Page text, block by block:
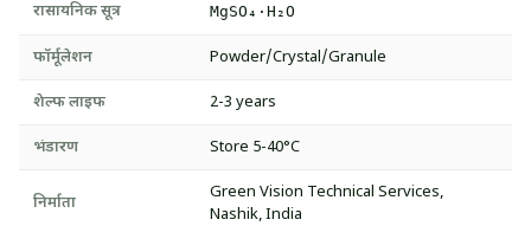
रासायनिक सूत्र MgSO₄·H₂O
फॉर्मूलेशन Powder/Crystal/Granule
शेल्फ लाइफ 2-3 years
भंडारण Store 5-40°C
निर्माता
Green Vision Technical Services,
Nashik, India